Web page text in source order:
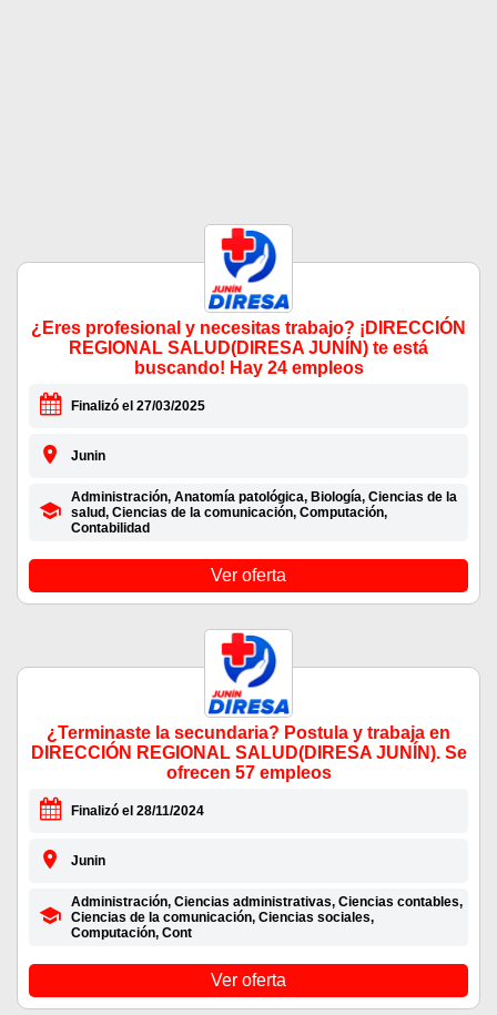
¿Eres profesional y necesitas trabajo? ¡DIRECCIÓN
REGIONAL SALUD(DIRESA JUNÍN) te está
buscando! Hay 24 empleos
Finalizó el 27/03/2025
Junin
Administración, Anatomía patológica, Biología, Ciencias de la
salud, Ciencias de la comunicación, Computación,
Contabilidad
Ver oferta
¿Terminaste la secundaria? Postula y trabaja en
DIRECCIÓN REGIONAL SALUD(DIRESA JUNÍN). Se
ofrecen 57 empleos
Finalizó el 28/11/2024
Junin
Administración, Ciencias administrativas, Ciencias contables,
Ciencias de la comunicación, Ciencias sociales,
Computación, Cont
Ver oferta